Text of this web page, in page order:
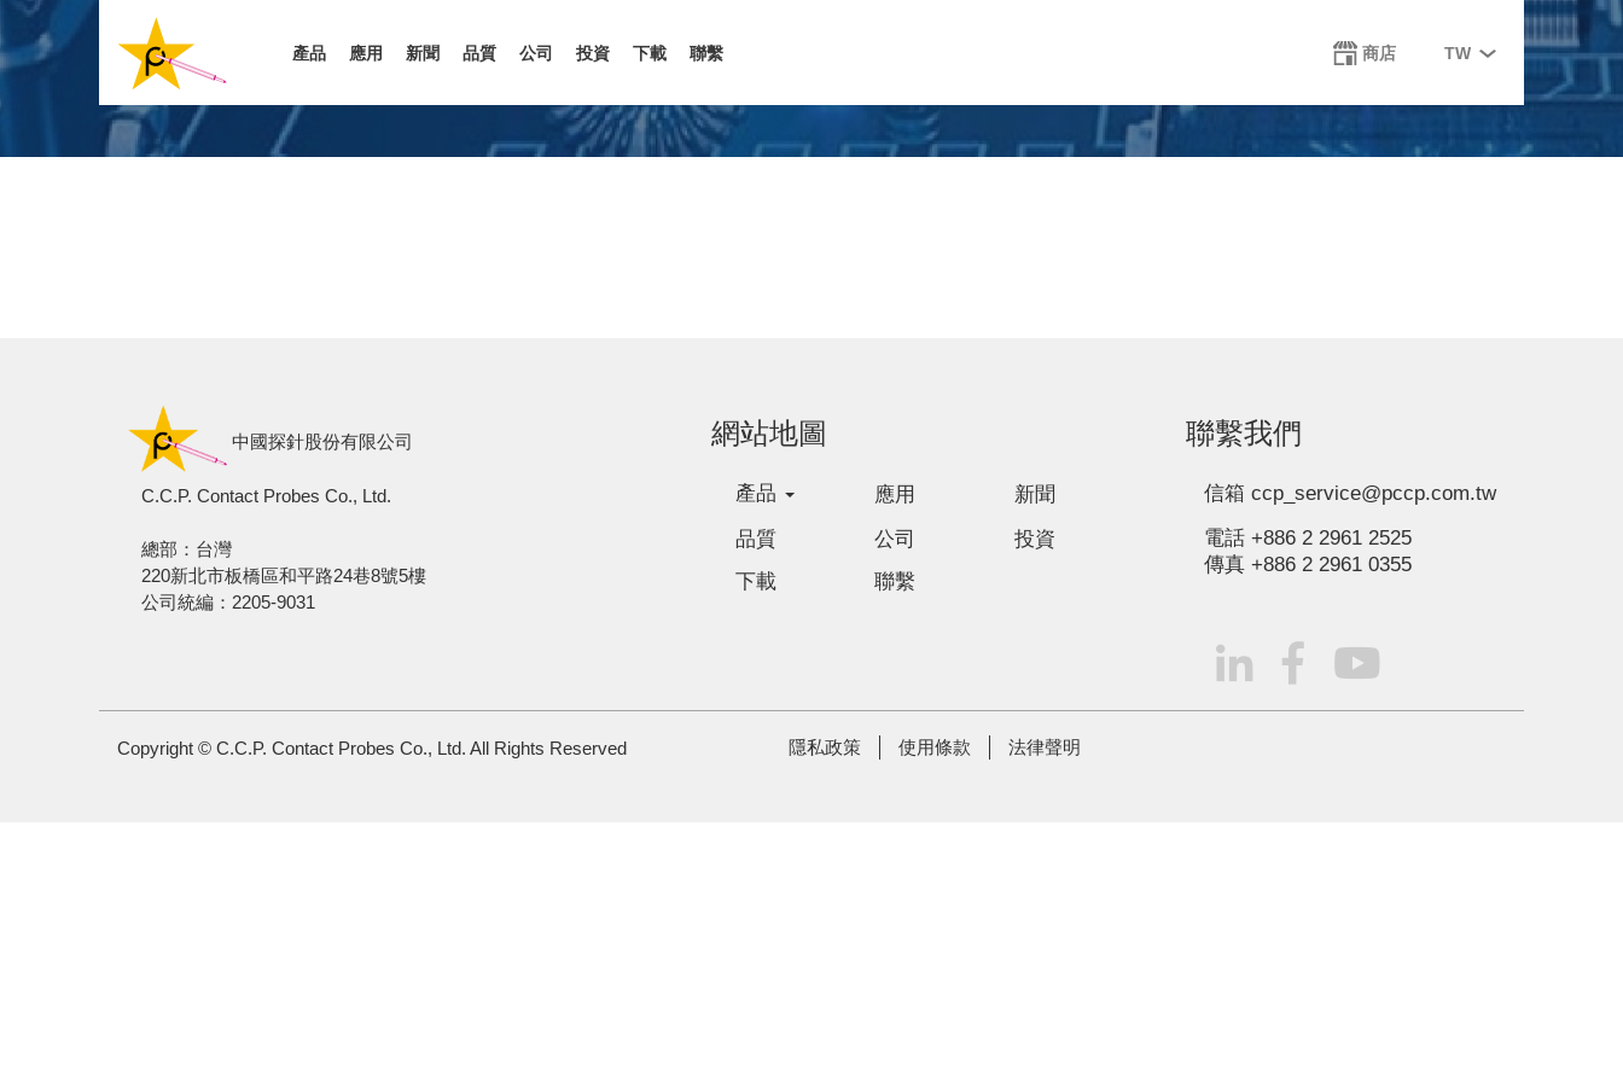
主
產品 應用 新聞 品質 公司 投資 下載 聯繫 商店
Select
language
TW
中國探針股份有限公司
C.C.P. Contact Probes Co., Ltd.
總部：台灣
220新北市板橋區和平路24巷8號5樓
公司統編：2205-9031
網站地圖
產品 應用
新聞
品質
公司
投資
下載
聯繫
聯繫我們
信箱 ccp_service@pccp.com.tw
電話 +886 2 2961 2525
傳真 +886 2 2961 0355
Copyright © C.C.P. Contact Probes Co., Ltd. All Rights Reserved 隱私政策 使用條款 法律聲明